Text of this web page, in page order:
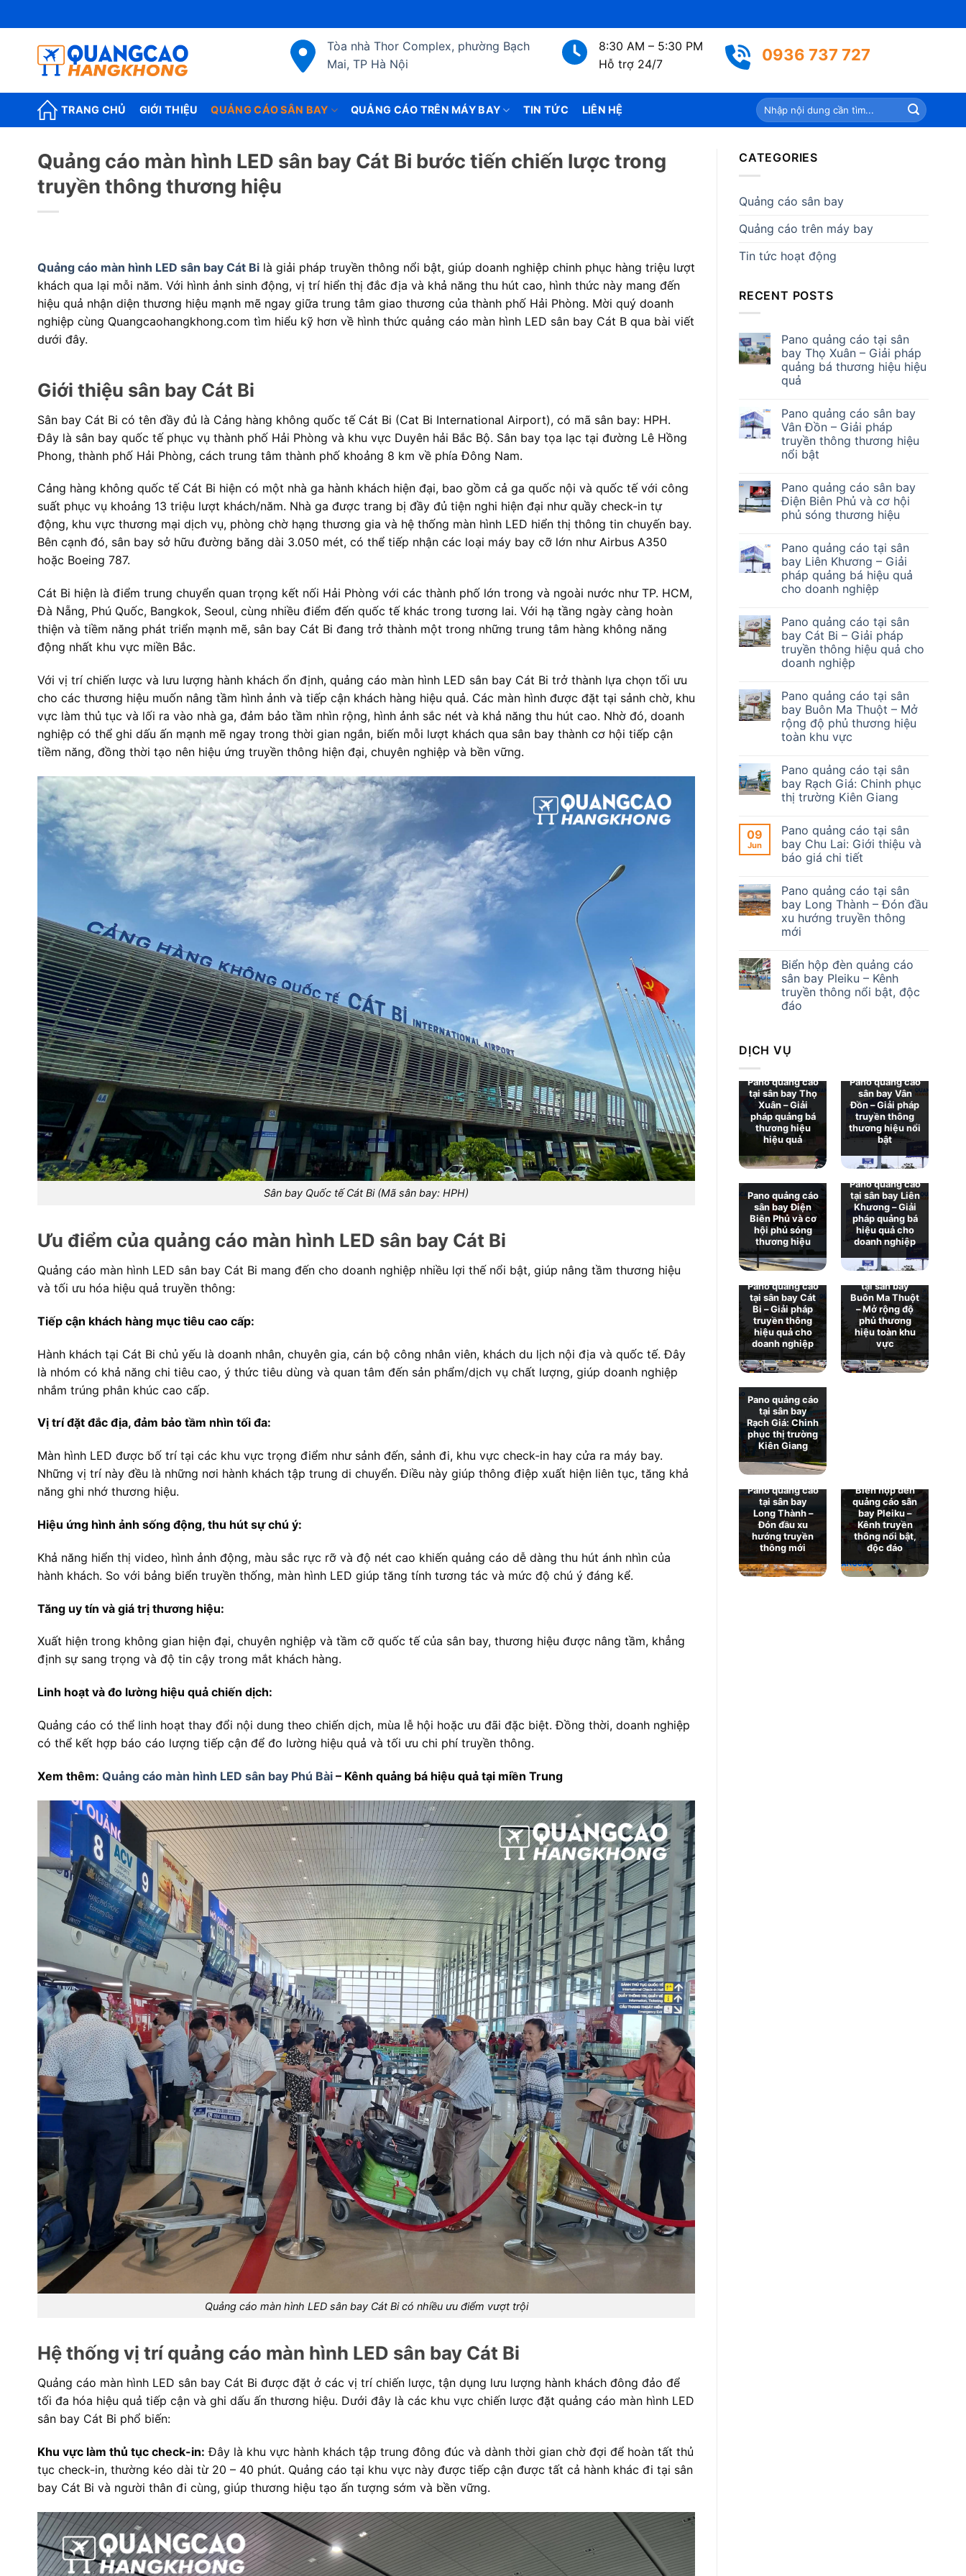
to
content
Tòa nhà Thor Complex, phường Bạch
Mai, TP Hà Nội
8:30 AM – 5:30 PM
Hỗ trợ 24/7
0936 737 727
TRANG CHỦ GIỚI THIỆU QUẢNG CÁO SÂN BAY QUẢNG CÁO TRÊN MÁY BAY TIN TỨC LIÊN HỆ
Quảng cáo màn hình LED sân bay Cát Bi bước tiến chiến lược trong
truyền thông thương hiệu
Quảng cáo màn hình LED sân bay Cát Bi là giải pháp truyền thông nổi bật, giúp doanh nghiệp chinh phục hàng triệu lượt
khách qua lại mỗi năm. Với hình ảnh sinh động, vị trí hiển thị đắc địa và khả năng thu hút cao, hình thức này mang đến
hiệu quả nhận diện thương hiệu mạnh mẽ ngay giữa trung tâm giao thương của thành phố Hải Phòng. Mời quý doanh
nghiệp cùng Quangcaohangkhong.com tìm hiểu kỹ hơn về hình thức quảng cáo màn hình LED sân bay Cát B qua bài viết
dưới đây.
Giới thiệu sân bay Cát Bi
Sân bay Cát Bi có tên đầy đủ là Cảng hàng không quốc tế Cát Bi (Cat Bi International Airport), có mã sân bay: HPH.
Đây là sân bay quốc tế phục vụ thành phố Hải Phòng và khu vực Duyên hải Bắc Bộ. Sân bay tọa lạc tại đường Lê Hồng
Phong, thành phố Hải Phòng, cách trung tâm thành phố khoảng 8 km về phía Đông Nam.
Cảng hàng không quốc tế Cát Bi hiện có một nhà ga hành khách hiện đại, bao gồm cả ga quốc nội và quốc tế với công
suất phục vụ khoảng 13 triệu lượt khách/năm. Nhà ga được trang bị đầy đủ tiện nghi hiện đại như quầy check-in tự
động, khu vực thương mại dịch vụ, phòng chờ hạng thương gia và hệ thống màn hình LED hiển thị thông tin chuyến bay.
Bên cạnh đó, sân bay sở hữu đường băng dài 3.050 mét, có thể tiếp nhận các loại máy bay cỡ lớn như Airbus A350
hoặc Boeing 787.
Cát Bi hiện là điểm trung chuyển quan trọng kết nối Hải Phòng với các thành phố lớn trong và ngoài nước như TP. HCM,
Đà Nẵng, Phú Quốc, Bangkok, Seoul, cùng nhiều điểm đến quốc tế khác trong tương lai. Với hạ tầng ngày càng hoàn
thiện và tiềm năng phát triển mạnh mẽ, sân bay Cát Bi đang trở thành một trong những trung tâm hàng không năng
động nhất khu vực miền Bắc.
Với vị trí chiến lược và lưu lượng hành khách ổn định, quảng cáo màn hình LED sân bay Cát Bi trở thành lựa chọn tối ưu
cho các thương hiệu muốn nâng tầm hình ảnh và tiếp cận khách hàng hiệu quả. Các màn hình được đặt tại sảnh chờ, khu
vực làm thủ tục và lối ra vào nhà ga, đảm bảo tầm nhìn rộng, hình ảnh sắc nét và khả năng thu hút cao. Nhờ đó, doanh
nghiệp có thể ghi dấu ấn mạnh mẽ ngay trong thời gian ngắn, biến mỗi lượt khách qua sân bay thành cơ hội tiếp cận
tiềm năng, đồng thời tạo nên hiệu ứng truyền thông hiện đại, chuyên nghiệp và bền vững.
Sân bay Quốc tế Cát Bi (Mã sân bay: HPH)
Ưu điểm của quảng cáo màn hình LED sân bay Cát Bi
Quảng cáo màn hình LED sân bay Cát Bi mang đến cho doanh nghiệp nhiều lợi thế nổi bật, giúp nâng tầm thương hiệu
và tối ưu hóa hiệu quả truyền thông:
Tiếp cận khách hàng mục tiêu cao cấp:
Hành khách tại Cát Bi chủ yếu là doanh nhân, chuyên gia, cán bộ công nhân viên, khách du lịch nội địa và quốc tế. Đây
là nhóm có khả năng chi tiêu cao, ý thức tiêu dùng và quan tâm đến sản phẩm/dịch vụ chất lượng, giúp doanh nghiệp
nhắm trúng phân khúc cao cấp.
Vị trí đặt đắc địa, đảm bảo tầm nhìn tối đa:
Màn hình LED được bố trí tại các khu vực trọng điểm như sảnh đến, sảnh đi, khu vực check-in hay cửa ra máy bay.
Những vị trí này đều là những nơi hành khách tập trung di chuyển. Điều này giúp thông điệp xuất hiện liên tục, tăng khả
năng ghi nhớ thương hiệu.
Hiệu ứng hình ảnh sống động, thu hút sự chú ý:
Khả năng hiển thị video, hình ảnh động, màu sắc rực rỡ và độ nét cao khiến quảng cáo dễ dàng thu hút ánh nhìn của
hành khách. So với bảng biển truyền thống, màn hình LED giúp tăng tính tương tác và mức độ chú ý đáng kể.
Tăng uy tín và giá trị thương hiệu:
Xuất hiện trong không gian hiện đại, chuyên nghiệp và tầm cỡ quốc tế của sân bay, thương hiệu được nâng tầm, khẳng
định sự sang trọng và độ tin cậy trong mắt khách hàng.
Linh hoạt và đo lường hiệu quả chiến dịch:
Quảng cáo có thể linh hoạt thay đổi nội dung theo chiến dịch, mùa lễ hội hoặc ưu đãi đặc biệt. Đồng thời, doanh nghiệp
có thể kết hợp báo cáo lượng tiếp cận để đo lường hiệu quả và tối ưu chi phí truyền thông.
Xem thêm: Quảng cáo màn hình LED sân bay Phú Bài – Kênh quảng bá hiệu quả tại miền Trung
Quảng cáo màn hình LED sân bay Cát Bi có nhiều ưu điểm vượt trội
Hệ thống vị trí quảng cáo màn hình LED sân bay Cát Bi
Quảng cáo màn hình LED sân bay Cát Bi được đặt ở các vị trí chiến lược, tận dụng lưu lượng hành khách đông đảo để
tối đa hóa hiệu quả tiếp cận và ghi dấu ấn thương hiệu. Dưới đây là các khu vực chiến lược đặt quảng cáo màn hình LED
sân bay Cát Bi phổ biến:
Khu vực làm thủ tục check-in: Đây là khu vực hành khách tập trung đông đúc và dành thời gian chờ đợi để hoàn tất thủ
tục check-in, thường kéo dài từ 20 – 40 phút. Quảng cáo tại khu vực này được tiếp cận được tất cả hành khác đi tại sân
bay Cát Bi và người thân đi cùng, giúp thương hiệu tạo ấn tượng sớm và bền vững.
CATEGORIES
Quảng cáo sân bay
Quảng cáo trên máy bay
Tin tức hoạt động
RECENT POSTS
Pano quảng cáo tại sân
bay Thọ Xuân – Giải pháp
quảng bá thương hiệu hiệu
quả
Pano quảng cáo sân bay
Vân Đồn – Giải pháp
truyền thông thương hiệu
nổi bật
Pano quảng cáo sân bay
Điện Biên Phủ và cơ hội
phủ sóng thương hiệu
Pano quảng cáo tại sân
bay Liên Khương – Giải
pháp quảng bá hiệu quả
cho doanh nghiệp
Pano quảng cáo tại sân
bay Cát Bi – Giải pháp
truyền thông hiệu quả cho
doanh nghiệp
Pano quảng cáo tại sân
bay Buôn Ma Thuột – Mở
rộng độ phủ thương hiệu
toàn khu vực
Pano quảng cáo tại sân
bay Rạch Giá: Chinh phục
thị trường Kiên Giang
09
Jun
Pano quảng cáo tại sân
bay Chu Lai: Giới thiệu và
báo giá chi tiết
Pano quảng cáo tại sân
bay Long Thành – Đón đầu
xu hướng truyền thông
mới
Biển hộp đèn quảng cáo
sân bay Pleiku – Kênh
truyền thông nổi bật, độc
đáo
DỊCH VỤ
Pano quảng cáo
tại sân bay Thọ
Xuân – Giải
pháp quảng bá
thương hiệu
hiệu quả
Pano quảng cáo
sân bay Vân
Đồn – Giải pháp
truyền thông
thương hiệu nổi
bật
Pano quảng cáo
sân bay Điện
Biên Phủ và cơ
hội phủ sóng
thương hiệu
Pano quảng cáo
tại sân bay Liên
Khương – Giải
pháp quảng bá
hiệu quả cho
doanh nghiệp
Pano quảng cáo
tại sân bay Cát
Bi – Giải pháp
truyền thông
hiệu quả cho
doanh nghiệp
tại sân bay
Buôn Ma Thuột
– Mở rộng độ
phủ thương
hiệu toàn khu
vực
Pano quảng cáo
tại sân bay
Rạch Giá: Chinh
phục thị trường
Kiên Giang
Pano quảng cáo
tại sân bay Chu
Lai: Giới thiệu
và báo giá chi
tiết
Pano quảng cáo
tại sân bay
Long Thành –
Đón đầu xu
hướng truyền
thông mới
Biển hộp đèn
quảng cáo sân
bay Pleiku –
Kênh truyền
thông nổi bật,
độc đáo